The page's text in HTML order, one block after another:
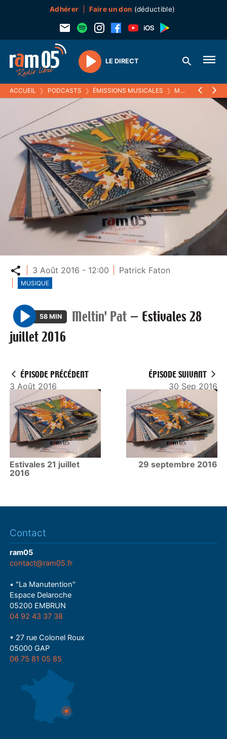
Adhérer Faire un don (déductible)
Play
LE DIRECT
ACCUEIL ❯ PODCASTS ❯ ÉMISSIONS MUSICALES ❯ MELTIN' PAT ❯
Partager
3 Août 2016 - 12:00 Patrick Faton
MUSIQUE
P
l
58 MIN Meltin' Pat — Estivales 28
juillet 2016
ÉPISODE PRÉCÉDENT
3 Août 2016
Estivales 21 juillet
2016
ÉPISODE SUIVANT
30 Sep 2016
29 septembre 2016
Contact
ram05
contact@ram05.fr
• "La Manutention"
Espace Delaroche
05200 EMBRUN
04 92 43 37 38
• 27 rue Colonel Roux
05000 GAP
06 75 81 05 85